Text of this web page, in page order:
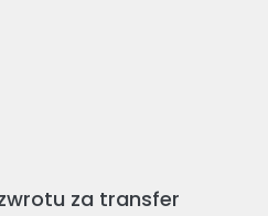
za transfer